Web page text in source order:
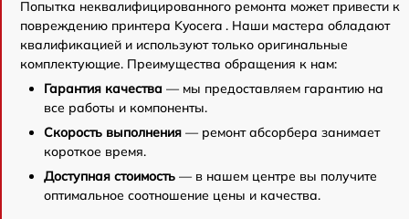
Попытка неквалифицированного ремонта может привести к
повреждению принтера Kyocera . Наши мастера обладают
квалификацией и используют только оригинальные
комплектующие. Преимущества обращения к нам:
Гарантия качества — мы предоставляем гарантию на
все работы и компоненты.
Скорость выполнения — ремонт абсорбера занимает
короткое время.
Доступная стоимость — в нашем центре вы получите
оптимальное соотношение цены и качества.